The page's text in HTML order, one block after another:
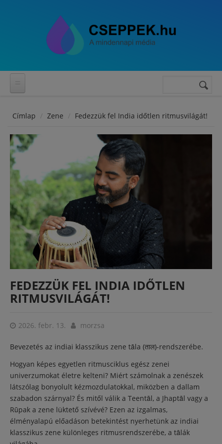
Keresés
Címlap Zene Fedezzük fel India időtlen ritmusvilágát!
FEDEZZÜK FEL INDIA IDŐTLEN
RITMUSVILÁGÁT!
2026. febr. 13. morzsa
Bevezetés az indiai klasszikus zene tāla (ताल)-rendszerébe.
Hogyan képes egyetlen ritmusciklus egész zenei
univerzumokat életre kelteni? Miért számolnak a zenészek
látszólag bonyolult kézmozdulatokkal, miközben a dallam
szabadon szárnyal? És mitől válik a Teentāl, a Jhaptāl vagy a
Rūpak a zene lüktető szívévé? Ezen az izgalmas,
élményalapú előadáson betekintést nyerhetünk az indiai
klasszikus zene különleges ritmusrendszerébe, a tālák